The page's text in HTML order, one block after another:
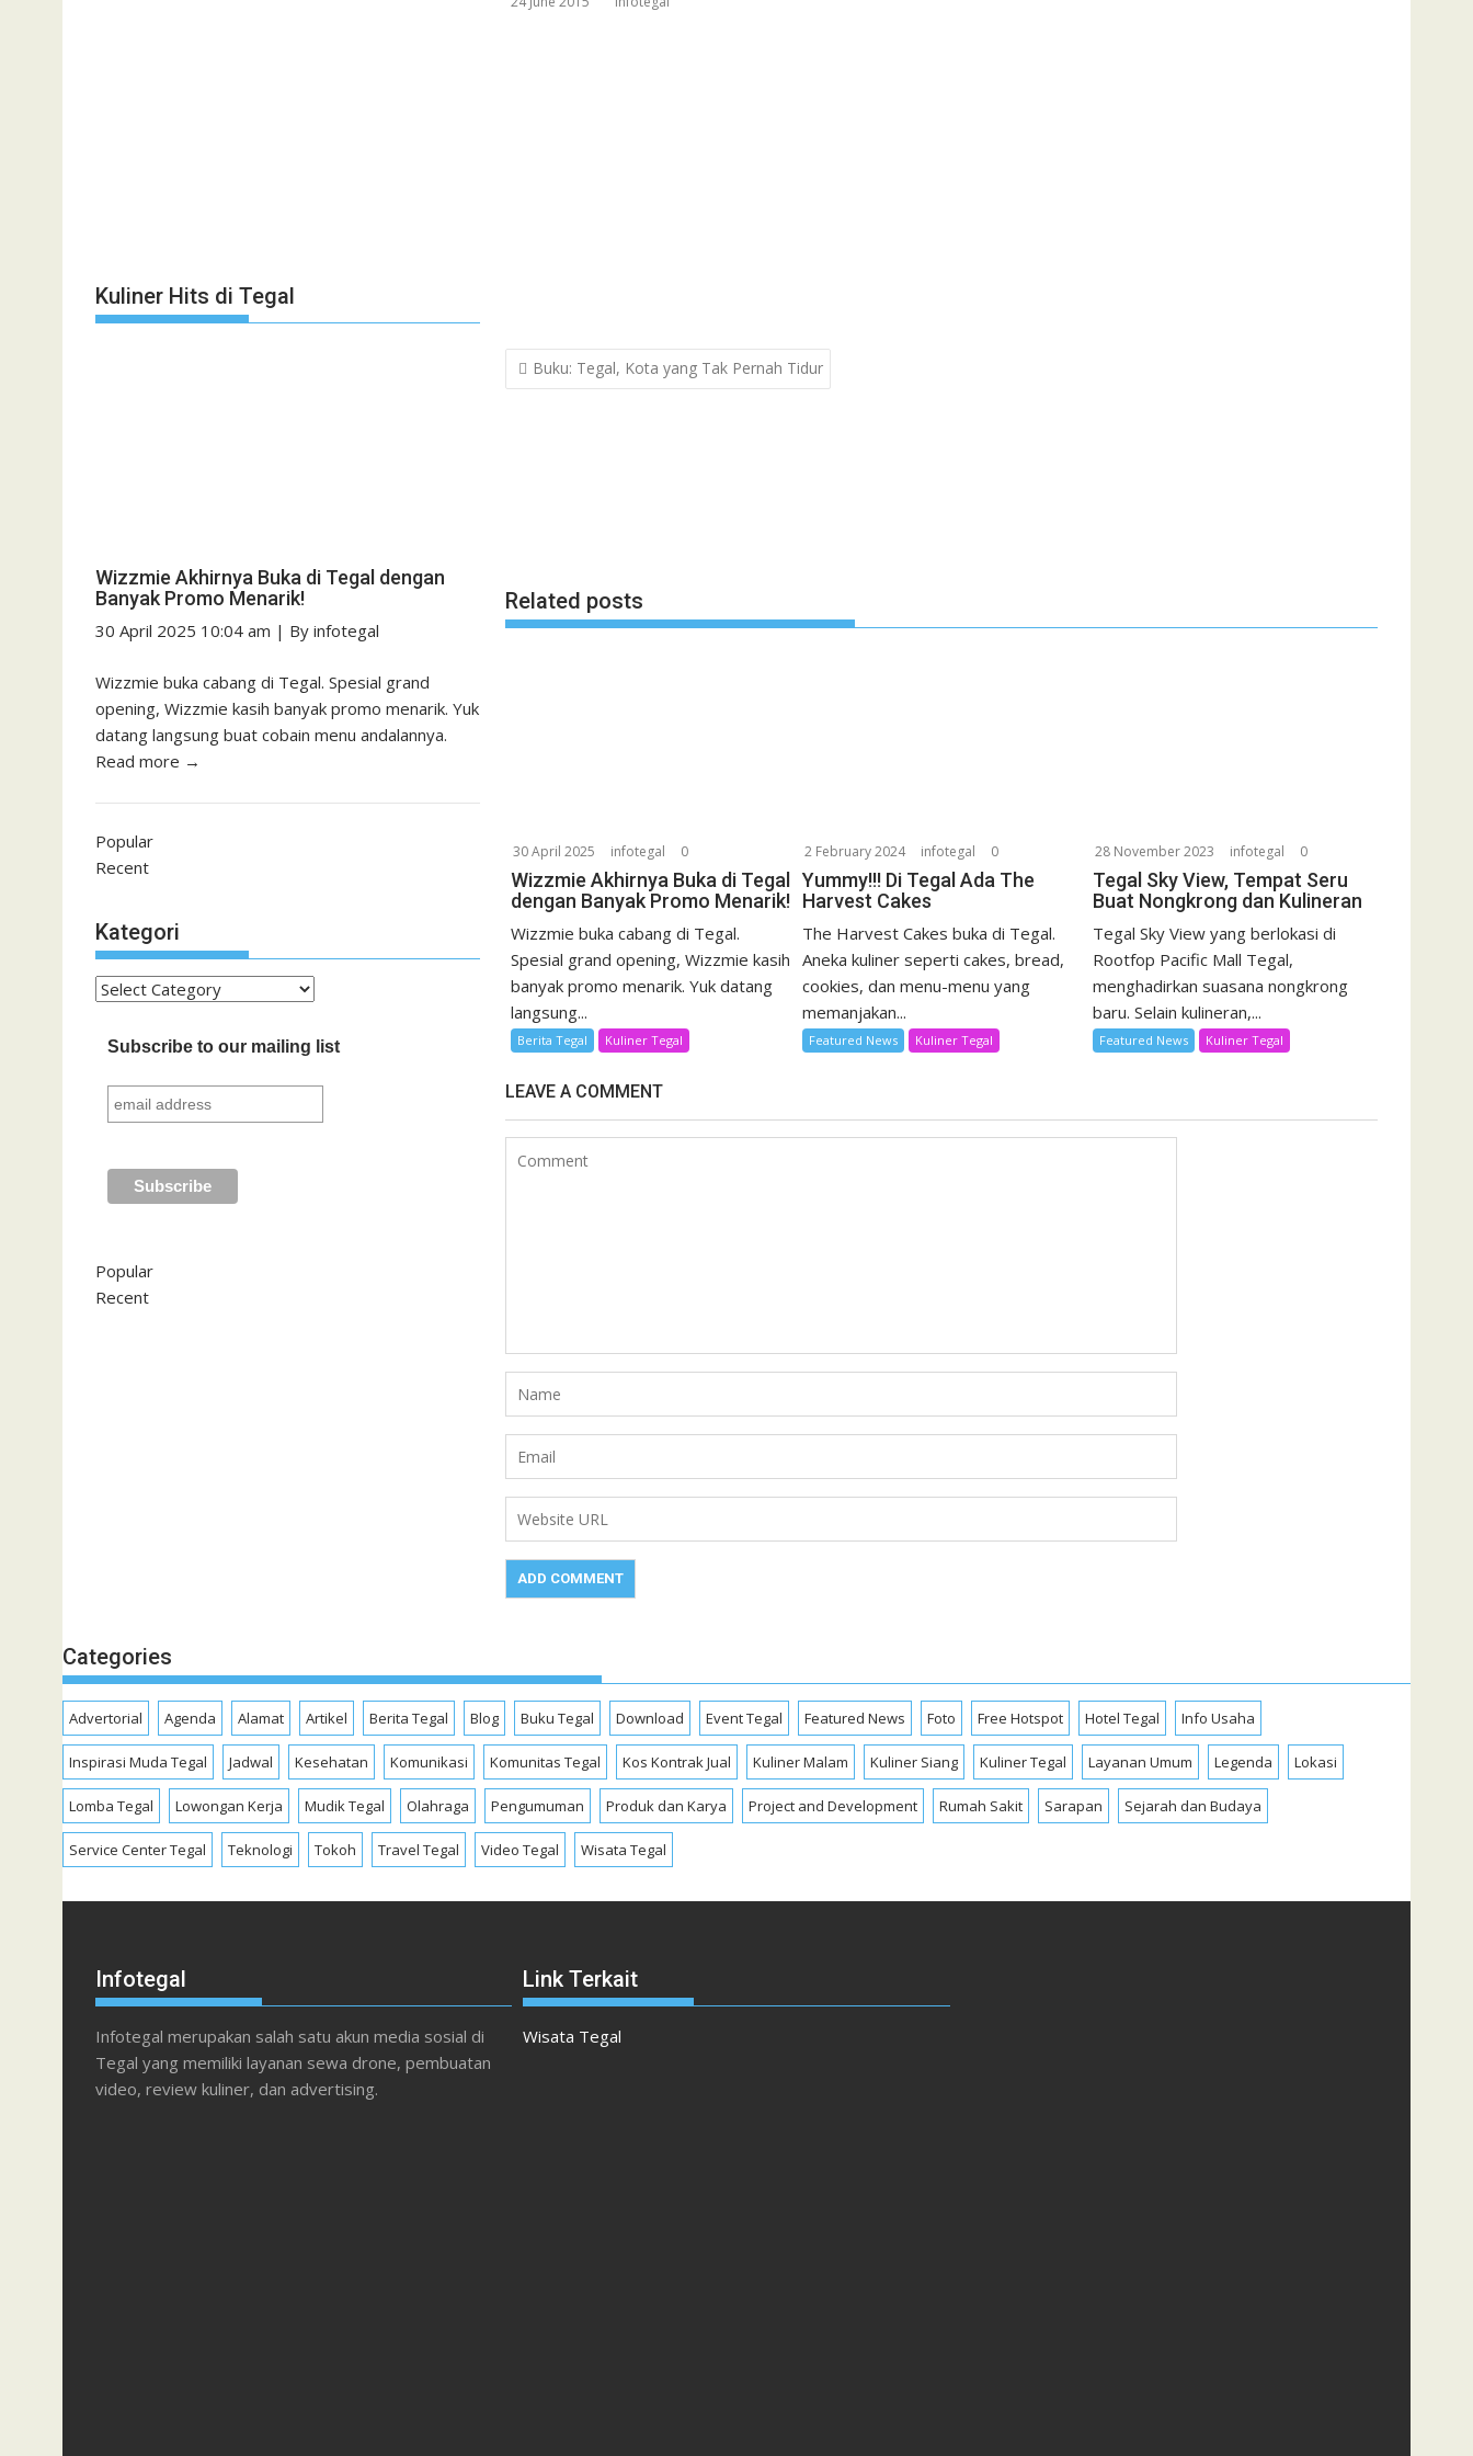
Post
navigation
Buku: Tegal, Kota yang Tak Pernah Tidur
Related posts
30 April 2025 infotegal 0
Wizzmie Akhirnya Buka di Tegal
dengan Banyak Promo Menarik!
Wizzmie buka cabang di Tegal.
Spesial grand opening, Wizzmie kasih
banyak promo menarik. Yuk datang
langsung...
Berita Tegal Kuliner Tegal
2 February 2024 infotegal 0
Yummy!!! Di Tegal Ada The
Harvest Cakes
The Harvest Cakes buka di Tegal.
Aneka kuliner seperti cakes, bread,
cookies, dan menu-menu yang
memanjakan...
Featured News Kuliner Tegal
28 November 2023 infotegal 0
Tegal Sky View, Tempat Seru
Buat Nongkrong dan Kulineran
Tegal Sky View yang berlokasi di
Rootfop Pacific Mall Tegal,
menghadirkan suasana nongkrong
baru. Selain kulineran,...
Featured News Kuliner Tegal
LEAVE A COMMENT
Kuliner Hits di Tegal
Wizzmie Akhirnya Buka di Tegal dengan
Banyak Promo Menarik!
30 April 2025 10:04 am | By infotegal
Wizzmie buka cabang di Tegal. Spesial grand
opening, Wizzmie kasih banyak promo menarik. Yuk
datang langsung buat cobain menu andalannya.
Read more →
Popular
Recent
Kategori
Kategori
Subscribe to our mailing list
Popular
Recent
Categories
Advertorial Agenda Alamat Artikel Berita Tegal Blog Buku Tegal Download Event Tegal Featured News Foto Free Hotspot Hotel Tegal Info Usaha
Inspirasi Muda Tegal Jadwal Kesehatan Komunikasi Komunitas Tegal Kos Kontrak Jual Kuliner Malam Kuliner Siang Kuliner Tegal Layanan Umum Legenda Lokasi
Lomba Tegal Lowongan Kerja Mudik Tegal Olahraga Pengumuman Produk dan Karya Project and Development Rumah Sakit Sarapan Sejarah dan Budaya
Service Center Tegal Teknologi Tokoh Travel Tegal Video Tegal Wisata Tegal
Infotegal
Infotegal merupakan salah satu akun media sosial di
Tegal yang memiliki layanan sewa drone, pembuatan
video, review kuliner, dan advertising.
Link Terkait
Wisata Tegal